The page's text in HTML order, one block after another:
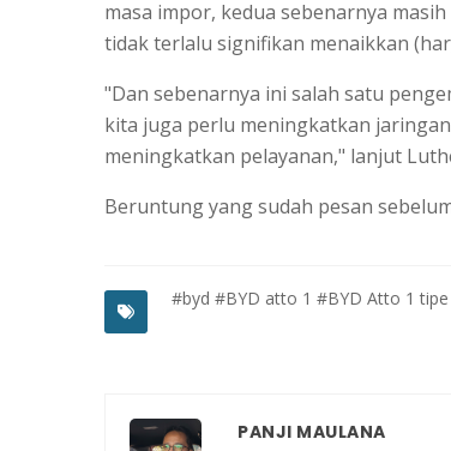
masa impor, kedua sebenarnya
tidak terlalu signifikan menaikkan
"Dan sebenarnya ini salah satu
kita juga perlu meningkatkan
meningkatkan pelayanan," lanjut
Beruntung yang sudah pesan
#byd #BYD atto 1 #BYD Atto 1
PANJI MAULANA